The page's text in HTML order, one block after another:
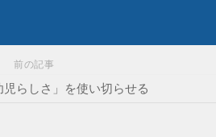
前の記事
らしさ」を使い切らせる